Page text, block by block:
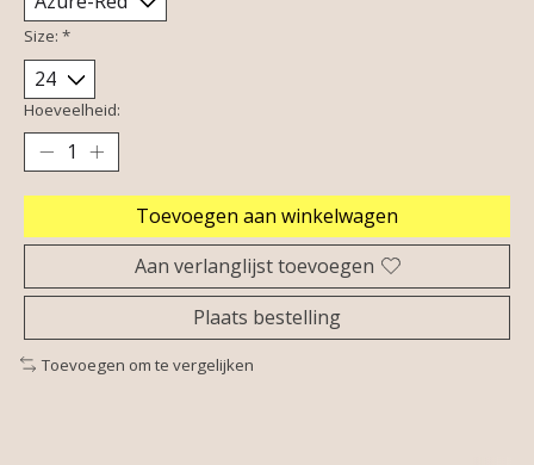
Size: *
Hoeveelheid:
Toevoegen aan winkelwagen
Aan verlanglijst toevoegen
Plaats bestelling
Toevoegen om te vergelijken